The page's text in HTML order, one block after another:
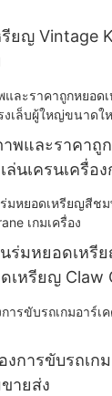
ยญ Vintage
และราคาถูก
ล่นเครนเครื่อ
ร่มหยอดเหรี
เหรียญ Claw
การขับรถเก
ายส่ง